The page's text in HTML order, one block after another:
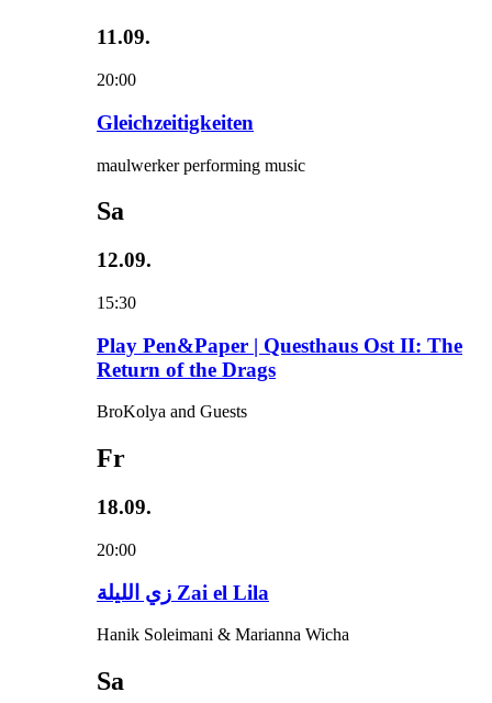
11.09.
20:00
Gleichzeitigkeiten
maulwerker performing music
Sa
12.09.
15:30
Play Pen&Paper | Questhaus Ost II: The
Return of the Drags
BroKolya and Guests
Fr
18.09.
20:00
زي‌ اللیلة Zai el Lila
Hanik Soleimani & Marianna Wicha
Sa